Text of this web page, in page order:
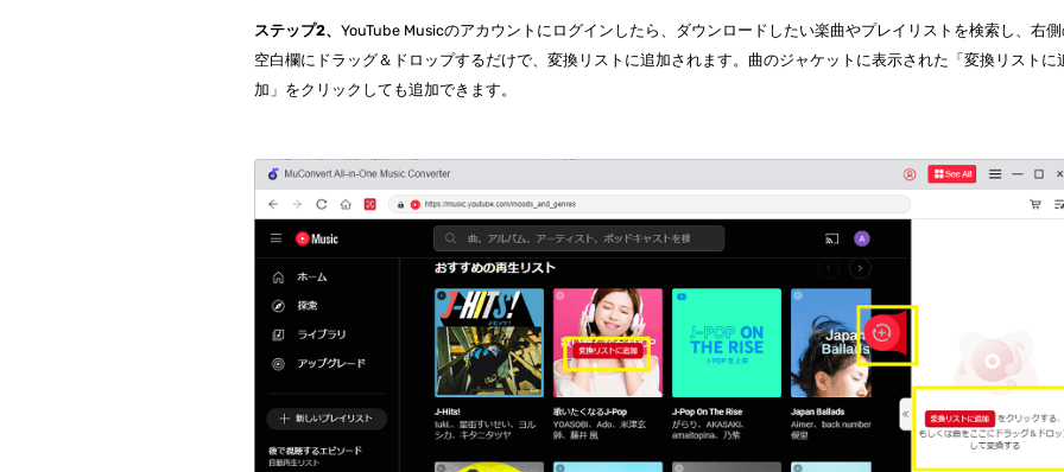
ステップ2、YouTube Musicのアカウントにログインしたら、ダウンロードしたい楽曲やプレイリストを検索し、右
空白欄にドラッグ＆ドロップするだけで、変換リストに追加されます。曲のジャケットに表示された「変換リストに
加」をクリックしても追加できます。